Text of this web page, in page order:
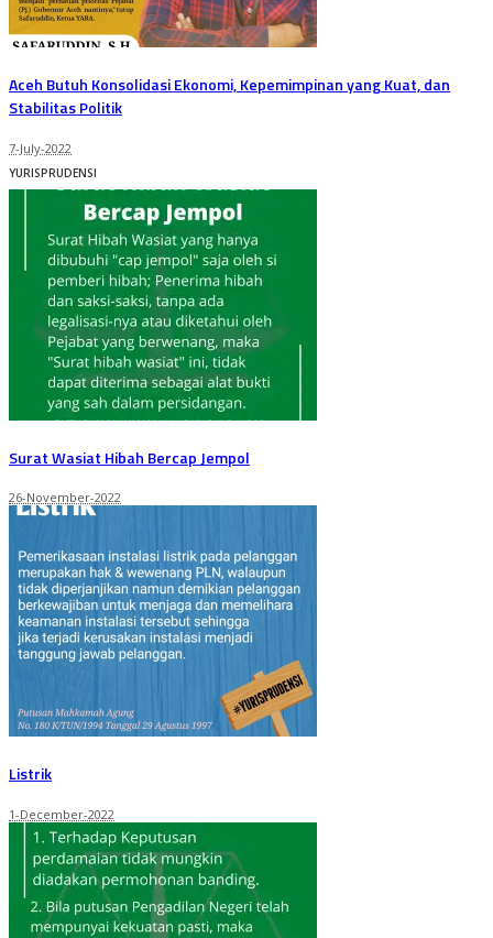
Aceh Butuh Konsolidasi Ekonomi, Kepemimpinan yang Kuat, dan
Stabilitas Politik
7-July-2022
YURISPRUDENSI
Surat Wasiat Hibah Bercap Jempol
26-November-2022
Listrik
1-December-2022